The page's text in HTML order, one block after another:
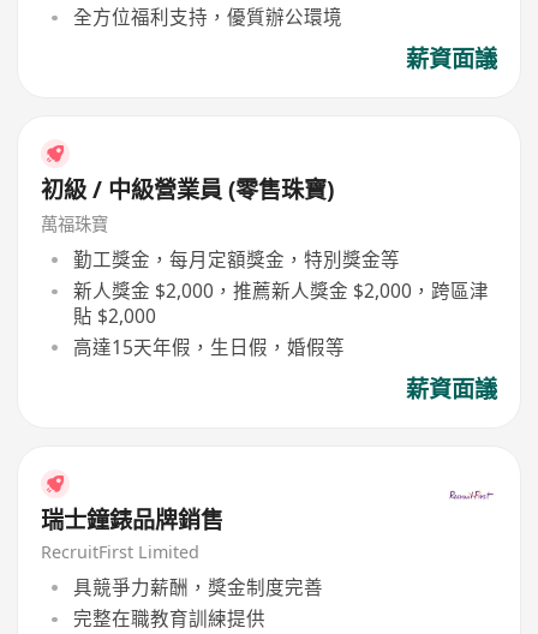
全方位福利支持，優質辦公環境
薪資面議
初級 / 中級營業員 (零售珠寶)
萬福珠寶
勤工獎金，每月定額獎金，特別獎金等
新人獎金 $2,000，推薦新人獎金 $2,000，跨區津
貼 $2,000
高達15天年假，生日假，婚假等
薪資面議
瑞士鐘錶品牌銷售
RecruitFirst Limited
具競爭力薪酬，獎金制度完善
完整在職教育訓練提供